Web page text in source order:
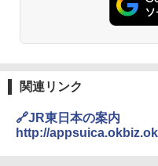
関連リンク
🔗JR東日本の案内
http://